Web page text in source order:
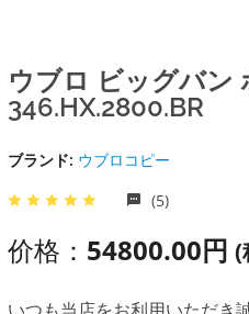
ウブロ ビッグバン
346.HX.2800.BR
ブランド: ウブロコピー
(5)
价格： 54800.00円 (